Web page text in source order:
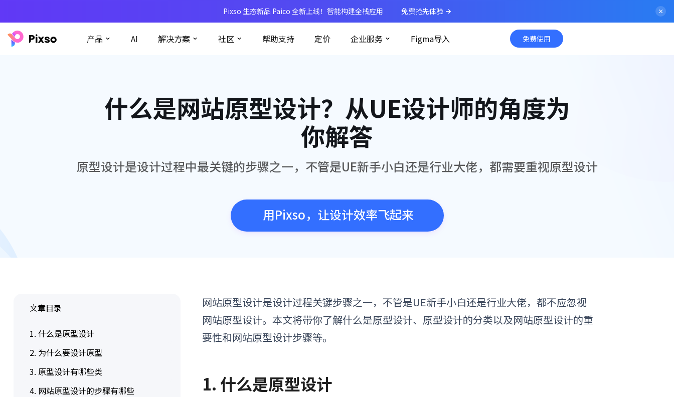
Pixso 生态新品 Paico 全新上线！智能构建全栈应用 免费抢先体验
产品 AI 解决方案 社区 帮助支持 定价 企业服务 Figma导入 免费使用
什么是网站原型设计？从UE设计师的角度为
你解答
原型设计是设计过程中最关键的步骤之一，不管是UE新手小白还是行业大佬，都需要重视原型设计
用Pixso，让设计效率飞起来
网站原型设计是设计过程关键步骤之一，不管是UE新手小白还是行业大佬，都不应忽视
网站原型设计。本文将带你了解什么是原型设计、原型设计的分类以及网站原型设计的重
要性和网站原型设计步骤等。
1. 什么是原型设计
文章目录
1. 什么是原型设计
2. 为什么要设计原型
3. 原型设计有哪些类
4. 网站原型设计的步骤有哪些